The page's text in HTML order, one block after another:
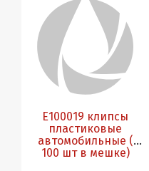
Е100019 клипсы
пластиковые
автомобильные (
100 шт в мешке)